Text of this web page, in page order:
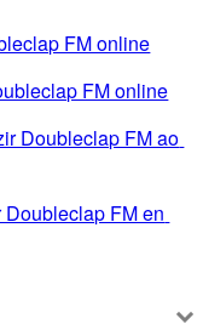
FM online
FM online
Doubleclap FM ao
Doubleclap FM en